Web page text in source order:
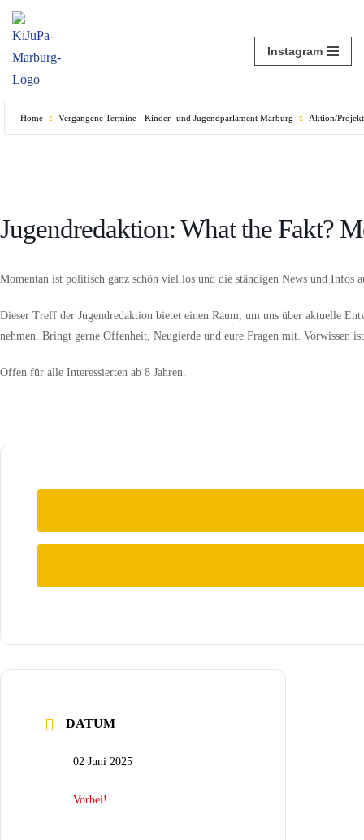
springen
Instagram
Home Vergangene Termine - Kinder- und Jugendparlament Marburg Aktion/Projekt
Jugendredaktion: What the Fakt?
Momentan ist politisch ganz schön viel los und die ständigen News und Infos
Dieser Treff der Jugendredaktion bietet einen Raum, um uns über aktuelle
nehmen. Bringt gerne Offenheit, Neugierde und eure Fragen mit. Vorwissen
Offen für alle Interessierten ab 8 Jahren.
DATUM
02 Juni 2025
Vorbei!